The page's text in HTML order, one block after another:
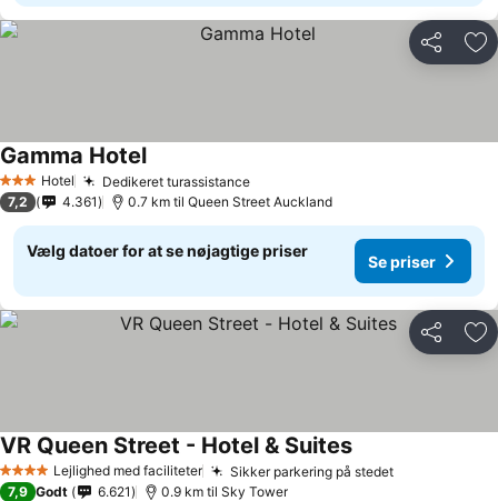
Del
3 StjernerHotel Dedikeret turassistance
Gamma Hotel
7,2 4.361 0.7 km til Queen Street Auckland
Vælg datoer for at se nøjagtige priser
Se priser
Del
4 StjernerLejlighed med faciliteter Sikker parkering på stedet
VR Queen Street - Hotel & Suites
7,9 Godt 6.621 0.9 km til Sky Tower